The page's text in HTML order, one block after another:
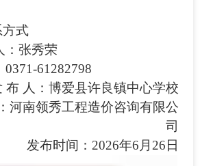
方式
：张秀荣
0371-61282798
布 人：博爱县许良镇中心学校
河南领秀工程造价咨询有限公
司
发布时间： 2026年6月 26 日